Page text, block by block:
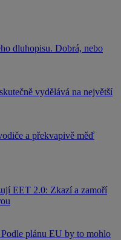
dluhopisu. Dobrá, nebo
vydělává na největší
a překvapivě měď
EET 2.0: Zkazí a zamoří
plánu EU by to mohlo